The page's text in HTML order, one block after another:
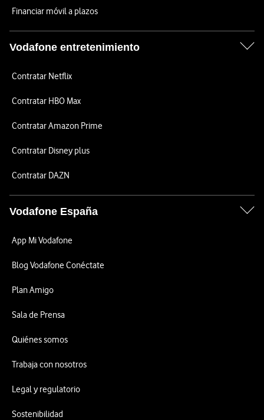
Financiar móvil a plazos
Vodafone entretenimiento
Contratar Netflix
Contratar HBO Max
Contratar Amazon Prime
Contratar Disney plus
Contratar DAZN
Vodafone España
App Mi Vodafone
Blog Vodafone Conéctate
Plan Amigo
Sala de Prensa
Quiénes somos
Trabaja con nosotros
Legal y regulatorio
Sostenibilidad